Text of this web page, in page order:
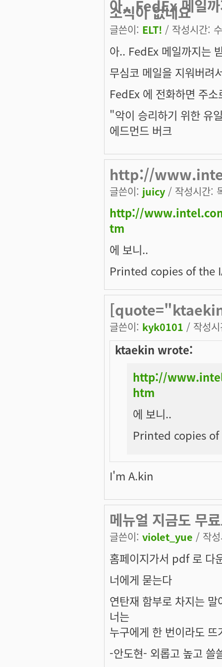
아.. FedEx 메일
소식이 없네요
글쓴이: ELT! / 작성시간:
아.. FedEx 메일까지는
무심코 메일을 지워버려
FedEx 에 전화하면 주
"악이 승리하기 위한 유
에드먼드 버크
http://
글쓴이: juicy / 작성시간:
http://
tm
에 보니..
Printed copies of the
글쓴이: kyk0101 / 작성
ktaekin wrote:
http://
htm
에 보니..
Printed copies
I'm A.kin
메뉴얼 지금도 무
글쓴이: violet_yue / 작
홈페이지가서 pdf 로 다
너에게 묻는다
연탄재 함부로 차지는 말
너는
누구에게 한 번이라도
-안도현- 외롭고 높고 쓸